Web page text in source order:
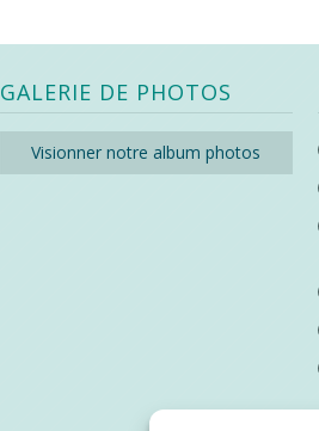
GALERIE DE PHOTOS
Visionner notre album photos